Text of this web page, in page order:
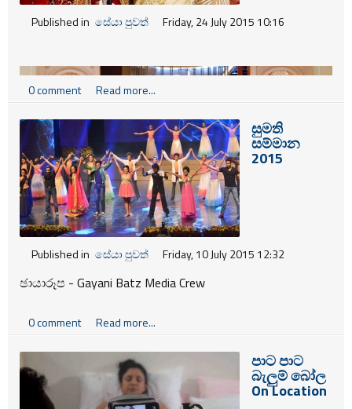
Published in සේයා පුවත් Friday, 24 July 2015 10:16
0 comment Read more...
සුමති
සම්මාන
2015
Published in සේයා පුවත් Friday, 10 July 2015 12:32
ඡායාරූප - Gayani Batz Media Crew
0 comment Read more...
පාට පාට
බැලුම් බෝල
On Location